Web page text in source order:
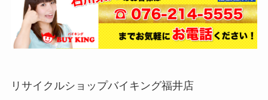
リサイクルショップバイキング福井店